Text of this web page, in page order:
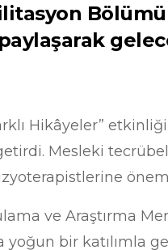
Bölümü
Hikâyeler”
Mesleki
ve Araştırma
bir katılımla